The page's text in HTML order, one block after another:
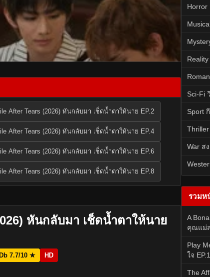
After Tears (2026) หันกลับมา เช็ดน้ำตาให้นาย EP.2
After Tears (2026) หันกลับมา เช็ดน้ำตาให้นาย EP.4
After Tears (2026) หันกลับมา เช็ดน้ำตาให้นาย EP.6
After Tears (2026) หันกลับมา เช็ดน้ำตาให้นาย EP.8
หันกลับมา เช็ดน้ำตาให้นาย
7.7/10 ★ HD
Sci-Fi
Sport
War ส
รวมห
A
คุณแม่ส
Play
ใจ
The